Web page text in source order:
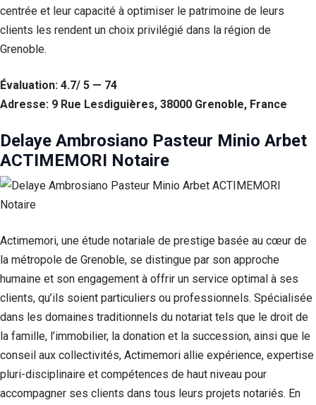
centrée et leur capacité à optimiser le patrimoine de leurs
clients les rendent un choix privilégié dans la région de
Grenoble.
Évaluation: 4.7/ 5 — 74
Adresse: 9 Rue Lesdiguières, 38000 Grenoble, France
Delaye Ambrosiano Pasteur Minio Arbet
ACTIMEMORI Notaire
Actimemori, une étude notariale de prestige basée au cœur de
la métropole de Grenoble, se distingue par son approche
humaine et son engagement à offrir un service optimal à ses
clients, qu’ils soient particuliers ou professionnels. Spécialisée
dans les domaines traditionnels du notariat tels que le droit de
la famille, l’immobilier, la donation et la succession, ainsi que le
conseil aux collectivités, Actimemori allie expérience, expertise
pluri-disciplinaire et compétences de haut niveau pour
accompagner ses clients dans tous leurs projets notariés. En